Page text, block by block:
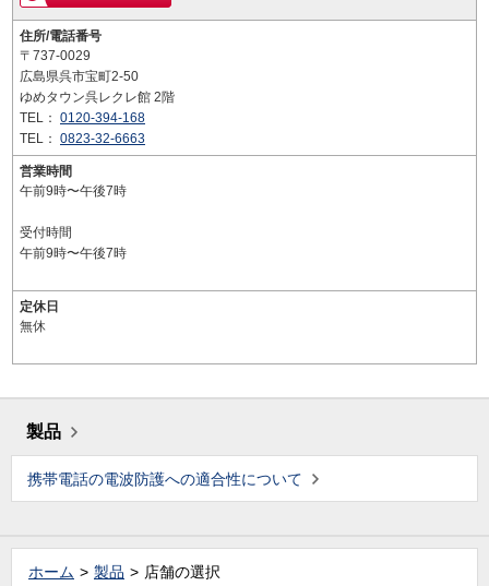
住所/電話番号
〒737-0029
広島県呉市宝町2-50
ゆめタウン呉レクレ館 2階
TEL： 0120-394-168
TEL： 0823-32-6663
営業時間
午前9時〜午後7時
受付時間
午前9時〜午後7時
定休日
無休
製品
携帯電話の電波防護への適合性について
ホーム 製品 店舗の選択